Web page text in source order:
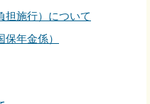
担施行）について
年金係）